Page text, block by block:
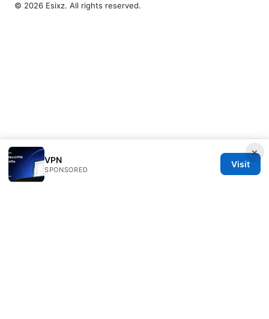
×
VPN
SPONSORED
Visit
© 2026 Esixz. All rights reserved.